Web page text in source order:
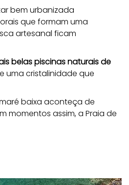
bem urbanizada
que formam uma
artesanal ficam
belas piscinas naturais de
uma cristalinidade que
baixa aconteça de
momentos assim, a Praia de